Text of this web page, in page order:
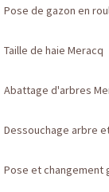
Pose de gazon en
Taille de haie Meracq
Abattage d'arbres
Dessouchage arbre
Pose et changement